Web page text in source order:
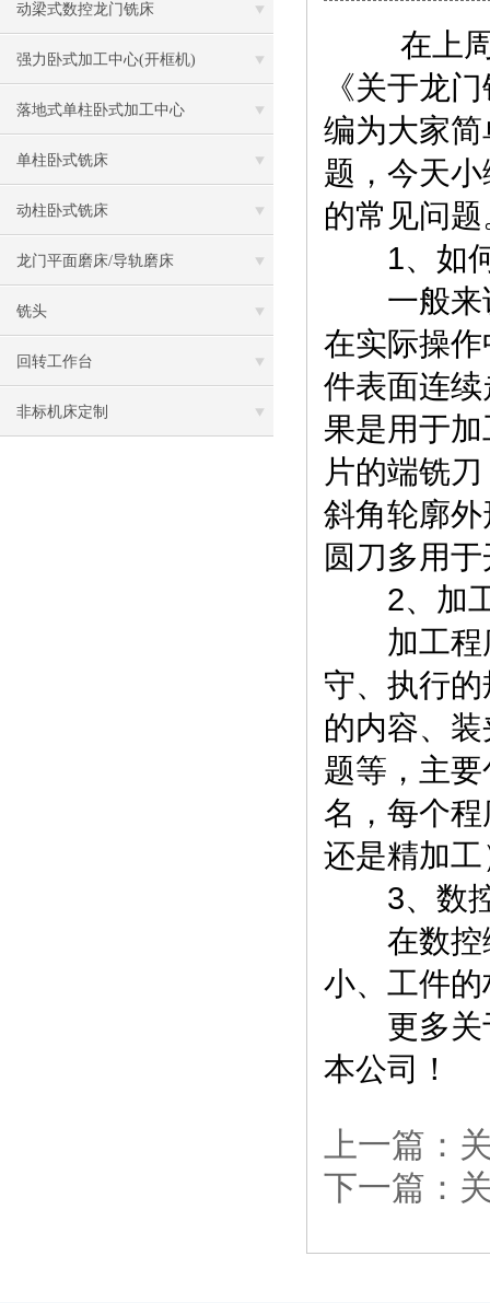
动梁式数控龙门铣床
强力卧式加工中心(开框机)
落地式单柱卧式加工中心
单柱卧式铣床
动柱卧式铣床
龙门平面磨床/导轨磨床
铣头
回转工作台
非标机床定制
在上
《关于龙
编为大家
题，今天
的常见问题
1、如何
一般来说
在实际操
件表面连
果是用于
片的端铣
斜角轮廓
圆刀多用
2、加工
加工程序
守、执行
的内容、
题等，主
名，每个
还是精加
3、数控
在数控编
小、工件
更多关
本公司！
上一篇：
下一篇：